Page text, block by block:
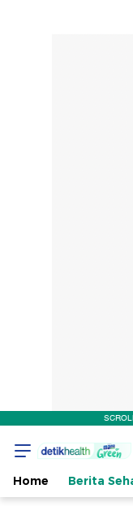
Home Berita